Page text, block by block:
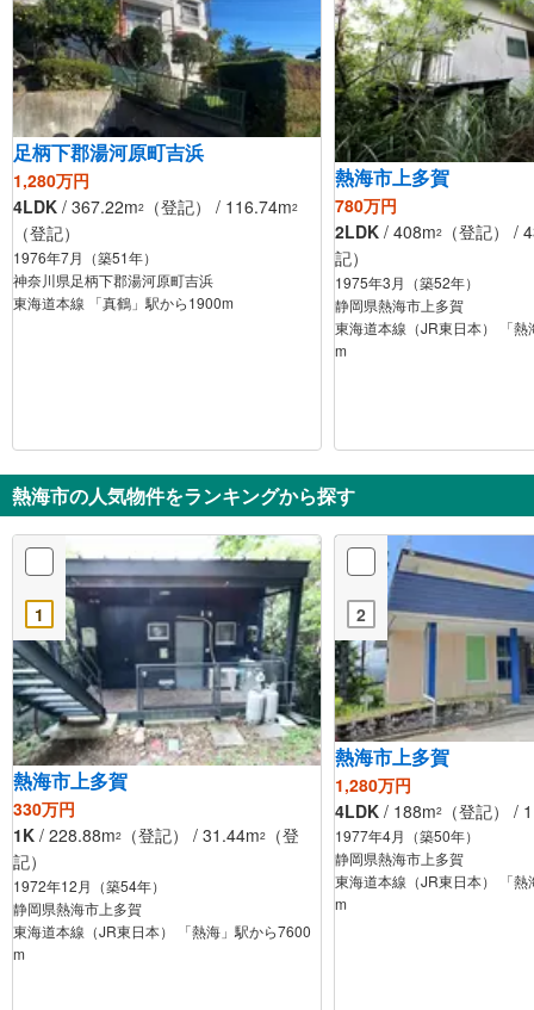
足柄下郡湯河原町吉浜
1,280万円
4LDK / 367.22m2 （登記） / 116.74m2
（登記）
1976年7月（築51年）
神奈川県足柄下郡湯河原町吉浜
東海道本線 「真鶴」駅から1900m
熱海市上多賀
780万円
2LDK / 408m2
（登記） /
記）
1975年3月（築52年）
静岡県熱海市上多賀
東海道本線（JR東日本） 「
m
熱海市の人気物件をランキングから探す
1
熱海市上多賀
330万円
1K / 228.88m2 （登記） / 31.44m2
（登
記）
1972年12月（築54年）
静岡県熱海市上多賀
東海道本線（JR東日本） 「熱海」駅から7600
m
2
熱海市上多賀
1,280万円
4LDK / 188m2 （登記） /
1977年4月（築50年）
静岡県熱海市上多賀
東海道本線（JR東日本） 「
m